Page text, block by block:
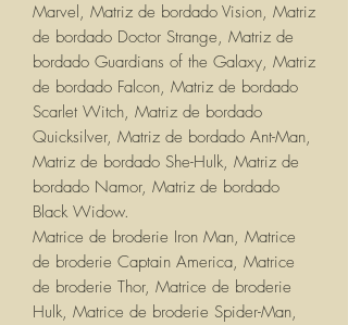
Marvel, Matriz de bordado Vision, Matriz
de bordado Doctor Strange, Matriz de
bordado Guardians of the Galaxy, Matriz
de bordado Falcon, Matriz de bordado
Scarlet Witch, Matriz de bordado
Quicksilver, Matriz de bordado Ant-Man,
Matriz de bordado She-Hulk, Matriz de
bordado Namor, Matriz de bordado
Black Widow.
Matrice de broderie Iron Man, Matrice
de broderie Captain America, Matrice
de broderie Thor, Matrice de broderie
Hulk, Matrice de broderie Spider-Man,